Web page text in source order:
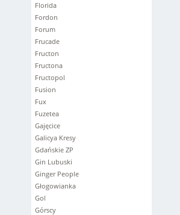
Florida
Fordon
Forum
Frucade
Fructon
Fructona
Fructopol
Fusion
Fux
Fuzetea
Gajęcice
Galicya Kresy
Gdańskie ZP
Gin Lubuski
Ginger People
Głogowianka
Gol
Górscy